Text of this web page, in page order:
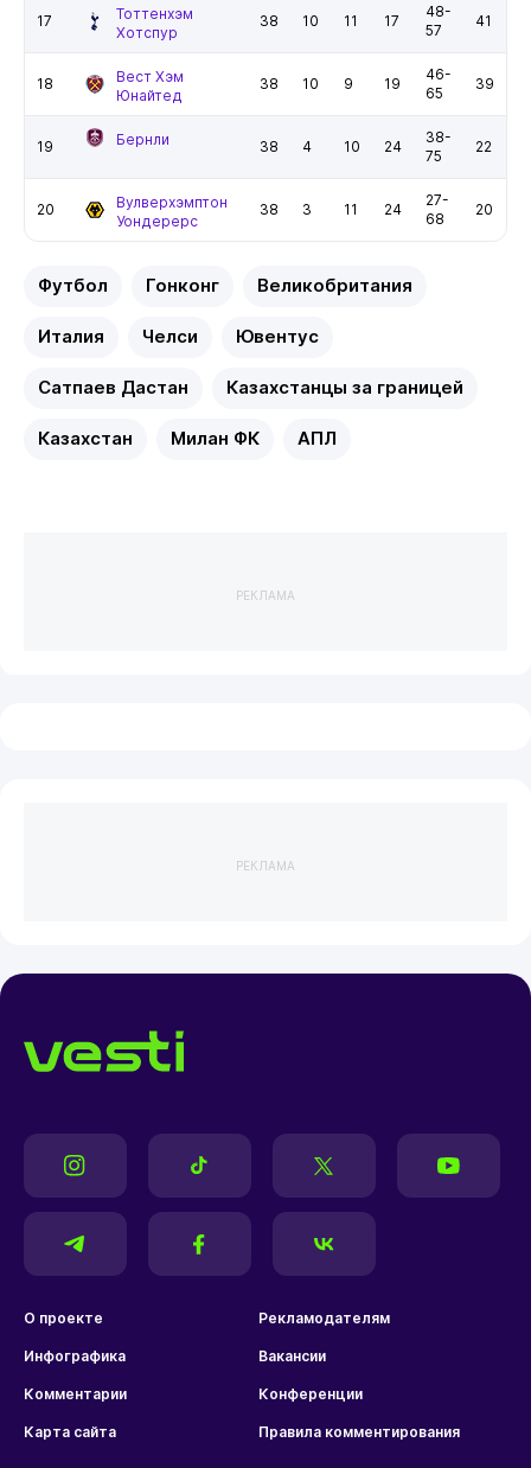
17
Тоттенхэм
Хотспур
38 10 11 17
48-
57
41
18
Вест Хэм
Юнайтед
38 10 9 19
46-
65
39
19 Бернли 38 4 10 24
38-
75
22
20
Вулверхэмптон
Уондерерс
38 3 11 24
27-
68
20
Футбол Гонконг Великобритания
Италия Челси Ювентус
Сатпаев Дастан Казахстанцы за границей
Казахстан Милан ФК АПЛ
РЕКЛАМА
РЕКЛАМА
О проекте Рекламодателям
Инфографика Вакансии
Комментарии Конференции
Карта сайта Правила комментирования